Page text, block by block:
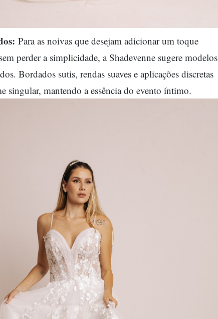
Para as noivas que desejam adicionar um toque
perder a simplicidade, a Shadevenne sugere modelos
Bordados sutis, rendas suaves e aplicações discretas
singular, mantendo a essência do evento íntimo.